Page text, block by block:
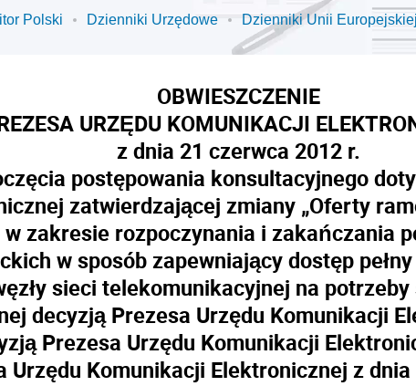
Polski Dzienniki Urzędowe Dzienniki Unii Europejskiej
OBWIESZCZENIE
URZĘDU KOMUNIKACJI
z dnia 21 czerwca 2012 r.
postępowania konsultacyjnego
zatwierdzającej zmiany „Oferty
zakresie rozpoczynania i zakańczania
w sposób zapewniający dostęp
sieci telekomunikacyjnej na
decyzją Prezesa Urzędu Komunikacji
Prezesa Urzędu Komunikacji
Urzędu Komunikacji Elektronicznej z